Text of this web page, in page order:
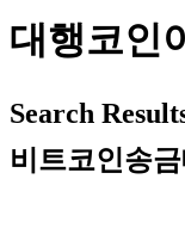
대행코인
Search
비트코인송